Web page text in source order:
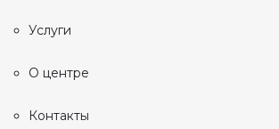
Услуги
О центре
Контакты